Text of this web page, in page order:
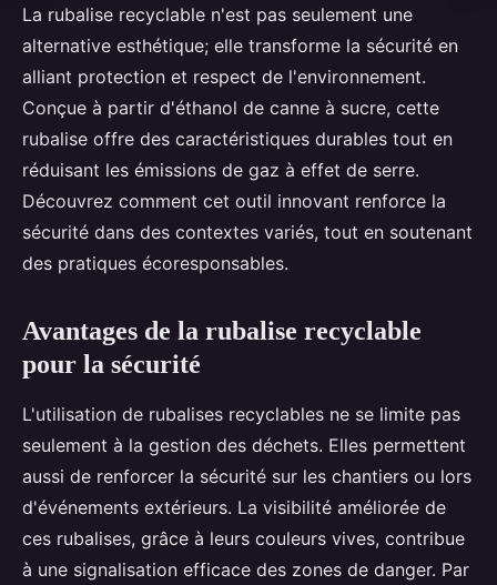
La rubalise recyclable n'est pas seulement une
alternative esthétique; elle transforme la sécurité en
alliant protection et respect de l'environnement.
Conçue à partir d'éthanol de canne à sucre, cette
rubalise offre des caractéristiques durables tout en
réduisant les émissions de gaz à effet de serre.
Découvrez comment cet outil innovant renforce la
sécurité dans des contextes variés, tout en soutenant
des pratiques écoresponsables.
Avantages de la rubalise recyclable
pour la sécurité
L'utilisation de rubalises recyclables ne se limite pas
seulement à la gestion des déchets. Elles permettent
aussi de renforcer la sécurité sur les chantiers ou lors
d'événements extérieurs. La visibilité améliorée de
ces rubalises, grâce à leurs couleurs vives, contribue
à une signalisation efficace des zones de danger. Par